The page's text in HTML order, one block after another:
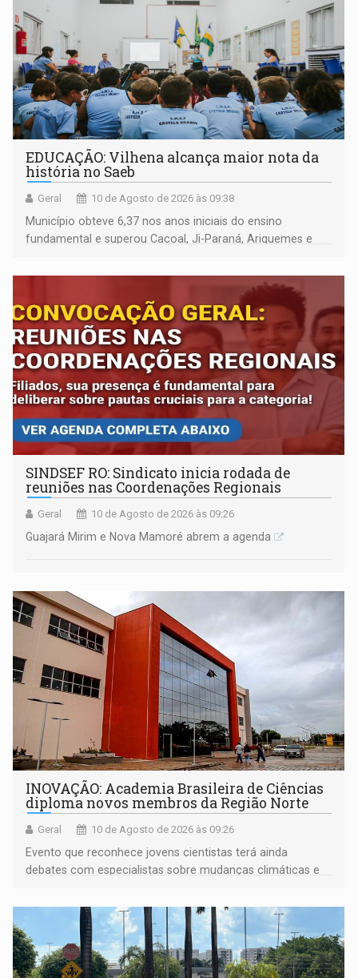
EDUCAÇÃO: Vilhena alcança maior nota da
história no Saeb
Geral 10 de Agosto de 2026 às 09:38
Município obteve 6,37 nos anos iniciais do ensino
fundamental e superou Cacoal, Ji-Paraná, Ariquemes e
SINDSEF RO: Sindicato inicia rodada de
reuniões nas Coordenações Regionais
Geral 10 de Agosto de 2026 às 09:26
Guajará Mirim e Nova Mamoré abrem a agenda
INOVAÇÃO: Academia Brasileira de Ciências
diploma novos membros da Região Norte
Geral 10 de Agosto de 2026 às 09:26
Evento que reconhece jovens cientistas terá ainda
debates com especialistas sobre mudanças climáticas e